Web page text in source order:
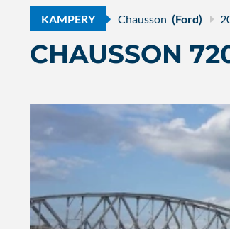
KAMPERY Chausson (Ford)
CHAUSSON